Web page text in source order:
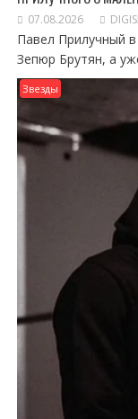
07.08.2026
Павел Прилучный
Зепюр Брутян, а
Звезды